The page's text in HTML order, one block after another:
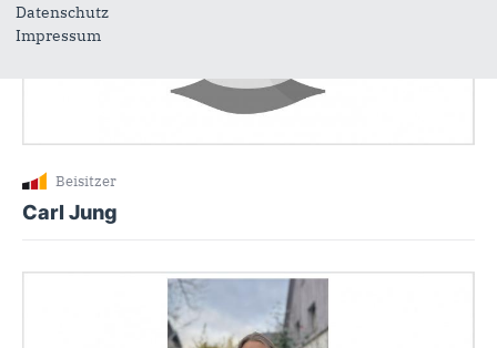
Beisitzer
Carl Jung
Datenschutz
Impressum